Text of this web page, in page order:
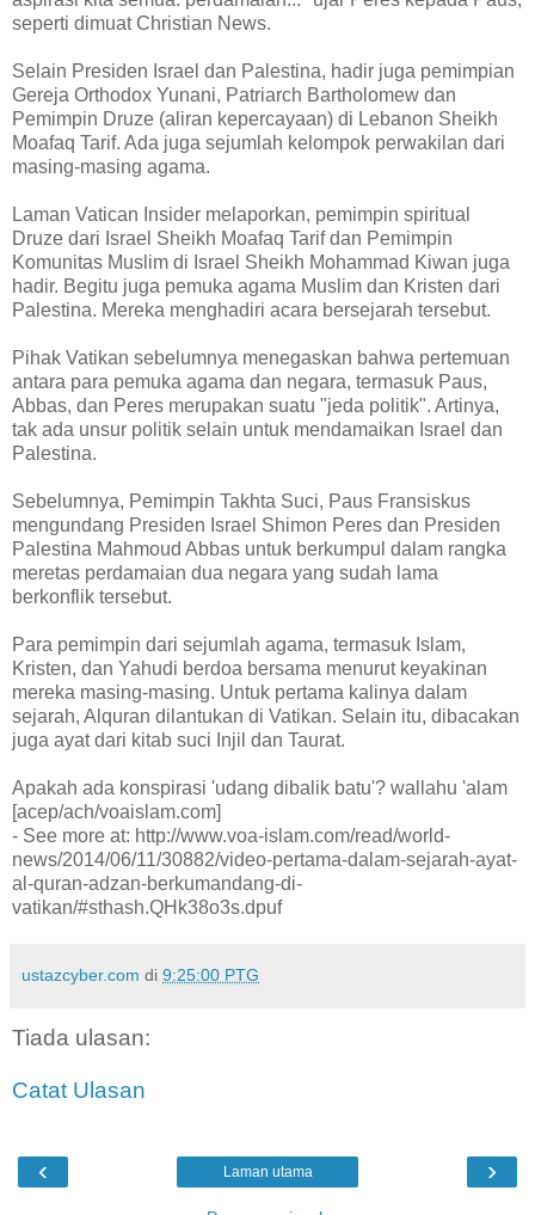
seperti dimuat Christian News.
Selain Presiden Israel dan Palestina, hadir juga pemimpian
Gereja Orthodox Yunani, Patriarch Bartholomew dan
Pemimpin Druze (aliran kepercayaan) di Lebanon Sheikh
Moafaq Tarif. Ada juga sejumlah kelompok perwakilan dari
masing-masing agama.
Laman Vatican Insider melaporkan, pemimpin spiritual
Druze dari Israel Sheikh Moafaq Tarif dan Pemimpin
Komunitas Muslim di Israel Sheikh Mohammad Kiwan juga
hadir. Begitu juga pemuka agama Muslim dan Kristen dari
Palestina. Mereka menghadiri acara bersejarah tersebut.
Pihak Vatikan sebelumnya menegaskan bahwa pertemuan
antara para pemuka agama dan negara, termasuk Paus,
Abbas, dan Peres merupakan suatu "jeda politik". Artinya,
tak ada unsur politik selain untuk mendamaikan Israel dan
Palestina.
Sebelumnya, Pemimpin Takhta Suci, Paus Fransiskus
mengundang Presiden Israel Shimon Peres dan Presiden
Palestina Mahmoud Abbas untuk berkumpul dalam rangka
meretas perdamaian dua negara yang sudah lama
berkonflik tersebut.
Para pemimpin dari sejumlah agama, termasuk Islam,
Kristen, dan Yahudi berdoa bersama menurut keyakinan
mereka masing-masing. Untuk pertama kalinya dalam
sejarah, Alquran dilantukan di Vatikan. Selain itu, dibacakan
juga ayat dari kitab suci Injil dan Taurat.
Apakah ada konspirasi 'udang dibalik batu'? wallahu 'alam
[acep/ach/voaislam.com]
- See more at: http://www.voa-islam.com/read/world-
news/2014/06/11/30882/video-pertama-dalam-sejarah-ayat-
al-quran-adzan-berkumandang-di-
vatikan/#sthash.QHk38o3s.dpuf
ustazcyber.com di 9:25:00 PTG
Tiada ulasan:
Catat Ulasan
‹ ›
Laman utama